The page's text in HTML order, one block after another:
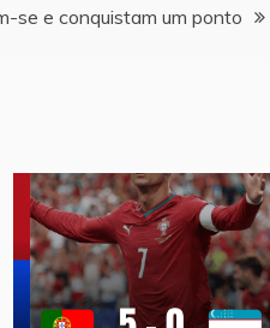
se e conquistam um ponto